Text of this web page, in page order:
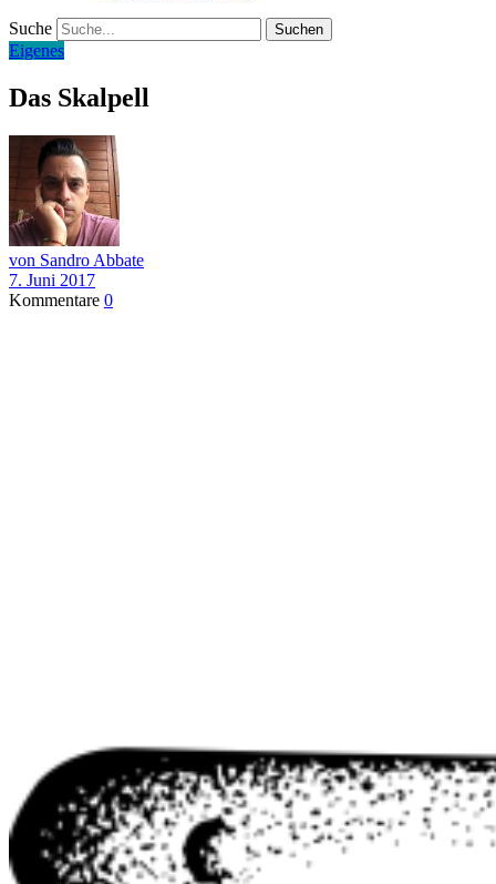
Suche
Eigenes
Das Skalpell
von Sandro Abbate
7. Juni 2017
Kommentare 0